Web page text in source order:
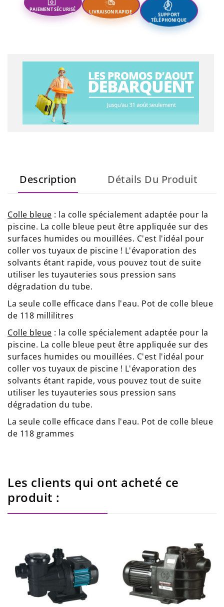
PAIEMENT SÉCURISÉ LIVRAISON RAPIDE
SUPPORT
TÉLÉPHONIQUE
Description Détails Du Produit
Colle bleue : la colle spécialement adaptée pour la
piscine. La colle bleue peut être appliquée sur des
surfaces humides ou mouillées. C'est l'idéal pour
coller vos tuyaux de piscine ! L'évaporation des
solvants étant rapide, vous pouvez tout de suite
utiliser les tuyauteries sous pression sans
dégradation du tube.
La seule colle efficace dans l'eau. Pot de colle bleue
de 118 millilitres
Colle bleue : la colle spécialement adaptée pour la
piscine. La colle bleue peut être appliquée sur des
surfaces humides ou mouillées. C'est l'idéal pour
coller vos tuyaux de piscine ! L'évaporation des
solvants étant rapide, vous pouvez tout de suite
utiliser les tuyauteries sous pression sans
dégradation du tube.
La seule colle efficace dans l'eau. Pot de colle bleue
de 118 grammes
Les clients qui ont acheté ce
produit :